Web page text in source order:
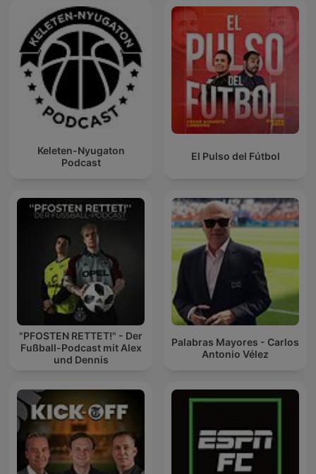
Keleten-Nyugaton
Podcast
El Pulso del Fútbol
"PFOSTEN RETTET!" - Der
Fußball-Podcast mit Alex
und Dennis
Palabras Mayores - Carlos
Antonio Vélez